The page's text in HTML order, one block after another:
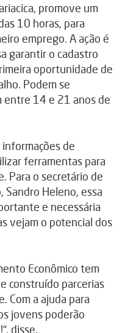
promove um
10 horas, para
emprego. A ação é
garantir o cadastro
oportunidade de
Podem se
entre 14 e 21 anos de
informações de
ferramentas para
Para o secretário de
Sandro Heleno, essa
e necessária
vejam o potencial dos
Econômico tem
construído parcerias
Com a ajuda para
jovens poderão
disse.